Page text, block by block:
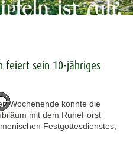
feiert sein 10-jähriges
Wochenende konnte die
mit dem RuheForst
Festgottesdienstes,